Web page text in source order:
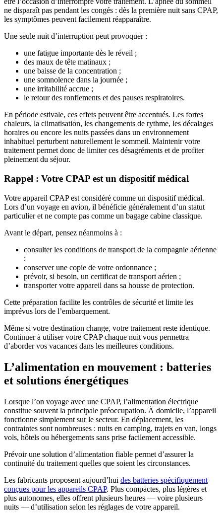
ne disparaît pas pendant les congés : dès la première nuit sans CPAP,
les symptômes peuvent facilement réapparaître.
Une seule nuit d’interruption peut provoquer :
une fatigue importante dès le réveil ;
des maux de tête matinaux ;
une baisse de la concentration ;
une somnolence dans la journée ;
une irritabilité accrue ;
le retour des ronflements et des pauses respiratoires.
En période estivale, ces effets peuvent être accentués. Les fortes
chaleurs, la climatisation, les changements de rythme, les décalages
horaires ou encore les nuits passées dans un environnement
inhabituel perturbent naturellement le sommeil. Maintenir votre
traitement permet donc de limiter ces désagréments et de profiter
pleinement du séjour.
Rappel : Votre CPAP est un dispositif médical
Votre appareil CPAP est considéré comme un dispositif médical.
Lors d’un voyage en avion, il bénéficie généralement d’un statut
particulier et ne compte pas comme un bagage cabine classique.
Avant le départ, pensez néanmoins à :
consulter les conditions de transport de la compagnie aérienne
;
conserver une copie de votre ordonnance ;
prévoir, si besoin, un certificat de transport aérien ;
transporter votre appareil dans sa housse de protection.
Cette préparation facilite les contrôles de sécurité et limite les
imprévus lors de l’embarquement.
Même si votre destination change, votre traitement reste identique.
Continuer à utiliser votre CPAP chaque nuit vous permettra
d’aborder vos vacances dans les meilleures conditions.
L’alimentation en mouvement : batteries
et solutions énergétiques
Lorsque l’on voyage avec une CPAP, l’alimentation électrique
constitue souvent la principale préoccupation. À domicile, l’appareil
fonctionne simplement sur le secteur. En déplacement, les
contraintes sont nombreuses : nuits en camping, trajets en van, longs
vols, hôtels ou hébergements sans prise facilement accessible.
Prévoir une solution d’alimentation fiable permet d’assurer la
continuité du traitement quelles que soient les circonstances.
Les fabricants proposent aujourd’hui des batteries spécifiquement
conçues pour les appareils CPAP. Plus compactes, plus légères et
plus autonomes, elles offrent plusieurs heures — voire plusieurs
nuits — d’utilisation selon les réglages de votre appareil.